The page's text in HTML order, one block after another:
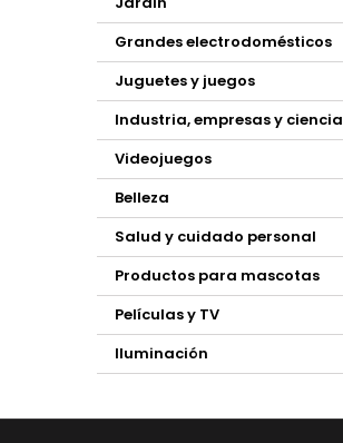
Grandes electrodomésticos
Juguetes y juegos
Industria, empresas y ciencia
Videojuegos
Belleza
Salud y cuidado personal
Productos para mascotas
Películas y TV
Iluminación